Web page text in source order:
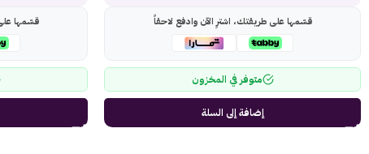
قسّمها على طريقتك، اشترِ الآن وادفع لاحقاً
متوفر في المخزون
إضافة إلى السلة
قسّمها